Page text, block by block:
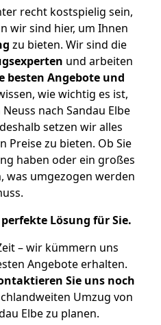
recht kostspielig sein,
wir sind hier, um Ihnen
zu bieten. Wir sind die
und arbeiten
besten Angebote und
wie wichtig es ist,
nach Sandau Elbe
setzen wir alles
Preise zu bieten. Ob Sie
haben oder ein großes
was umgezogen werden
Lösung für Sie.
– wir kümmern uns
Angebote erhalten.
Sie uns noch
Umzug von
Elbe zu planen.